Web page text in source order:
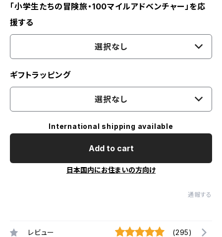
「小学生たちの冒険旅・100マイルアドベンチャー」を応
援する
選択なし
ギフトラッピング
選択なし
International shipping available
Add to cart
日本国内にお住まいの方向け
通報する
レビュー (295)